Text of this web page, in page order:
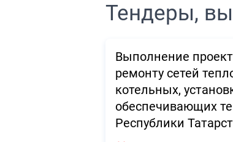
Тендеры,
Выполнение
ремонту сетей
котельных,
обеспечивающих
Республики